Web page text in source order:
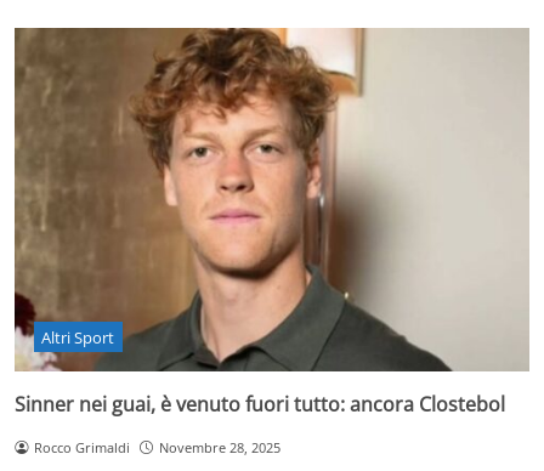
Altri Sport
Sinner nei guai, è venuto fuori tutto: ancora Clostebol
Rocco Grimaldi Novembre 28, 2025